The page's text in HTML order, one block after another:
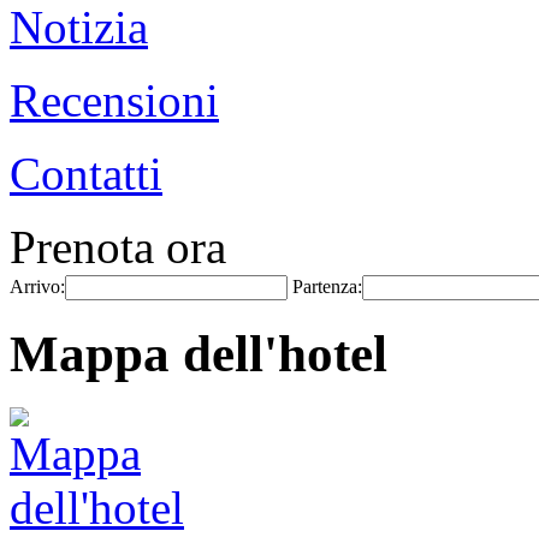
Notizia
Recensioni
Contatti
Prenota ora
Arrivo: Partenza:
Mappa dell'hotel